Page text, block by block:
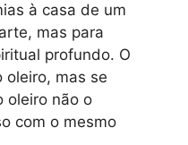
à casa de um
mas para
profundo. O
oleiro, mas se
oleiro não o
com o mesmo